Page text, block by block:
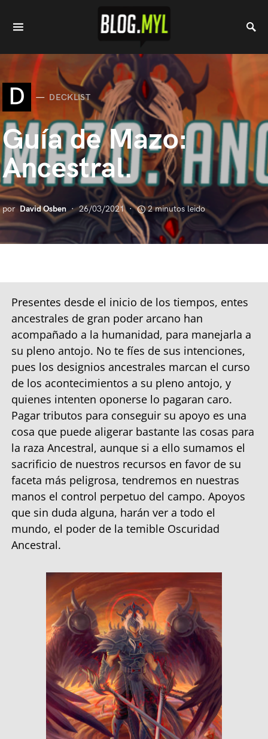
D DECKLIST
Guía de Mazo:
Ancestral.
por David Osben 26/03/2021 2 minutos leido
Presentes desde el inicio de los tiempos, entes
ancestrales de gran poder arcano han
acompañado a la humanidad, para manejarla a
su pleno antojo. No te fíes de sus intenciones,
pues los designios ancestrales marcan el curso
de los acontecimientos a su pleno antojo, y
quienes intenten oponerse lo pagaran caro.
Pagar tributos para conseguir su apoyo es una
cosa que puede aligerar bastante las cosas para
la raza Ancestral, aunque si a ello sumamos el
sacrificio de nuestros recursos en favor de su
faceta más peligrosa, tendremos en nuestras
manos el control perpetuo del campo. Apoyos
que sin duda alguna, harán ver a todo el
mundo, el poder de la temible Oscuridad
Ancestral.